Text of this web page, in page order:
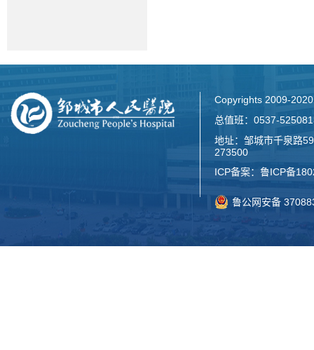
Copyrights 2009-
总值班：0537-
地址：邹城市千泉路
273500
ICP备案： 鲁ICP备
鲁公网安备